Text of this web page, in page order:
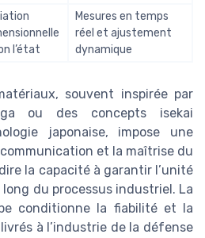
l’état
Mesures en temps
réel et ajustement
dynamique
souvent inspirée par
ou des concepts isekai
japonaise, impose une
et la maîtrise du
la capacité à garantir l’unité
du processus industriel. La
conditionne la fiabilité et la
à l’industrie de la défense